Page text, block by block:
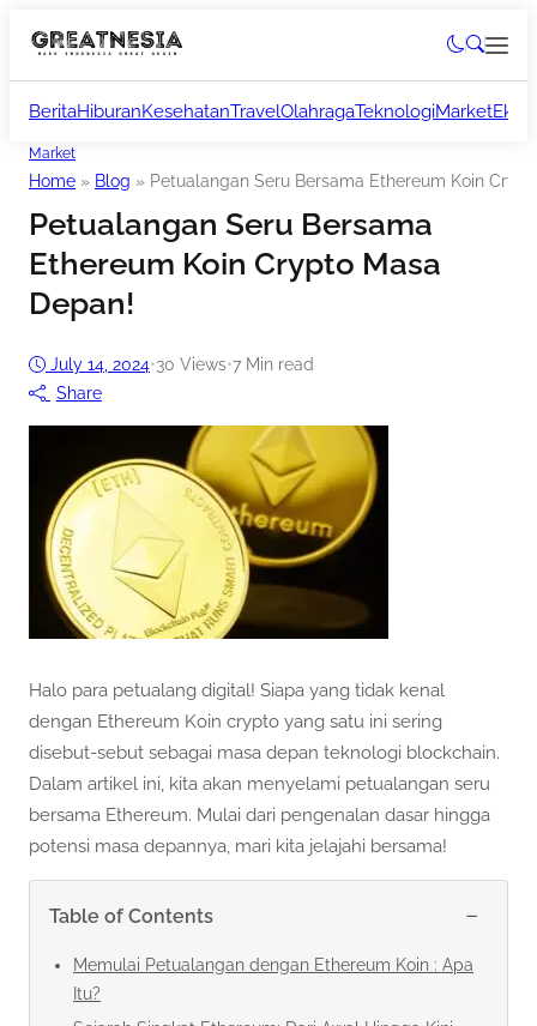
BeritaHiburanKesehatanTravelOlahragaTeknologiMarket
Market
Home » Blog » Petualangan Seru Bersama Ethereum Koin
Petualangan Seru Bersama
Ethereum Koin Crypto Masa
Depan!
July 14, 2024•30 Views•7 Min read
Share
Halo para petualang digital! Siapa yang tidak kenal
dengan Ethereum Koin crypto yang satu ini sering
disebut-sebut sebagai masa depan teknologi blockchain.
Dalam artikel ini, kita akan menyelami petualangan seru
bersama Ethereum. Mulai dari pengenalan dasar hingga
potensi masa depannya, mari kita jelajahi bersama!
Table of Contents −
Memulai Petualangan dengan Ethereum Koin : Apa
Itu?